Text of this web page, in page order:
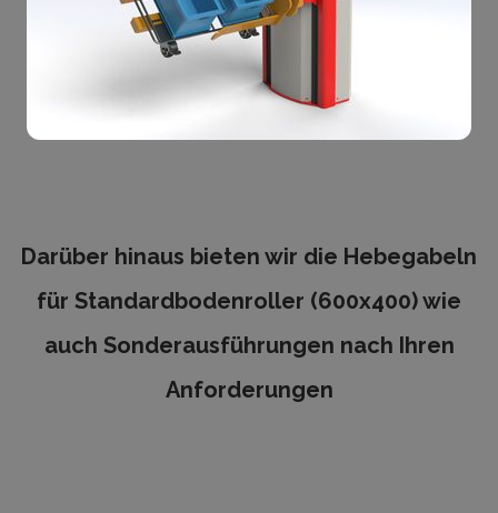
Darüber hinaus bieten wir die Hebegabeln
für Standardbodenroller (600x400) wie
auch Sonderausführungen nach Ihren
Anforderungen